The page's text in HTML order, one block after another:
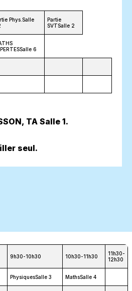
Phys.Salle
Partie
SVTSalle 2
6
TA Salle 1.
seul.
9h30-10h30 10h30-11h30
11h30-
12h30
PhysiquesSalle 3 MathsSalle 4